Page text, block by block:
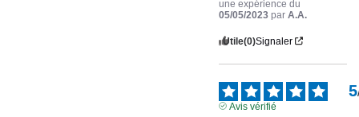
une expérience du
05/05/2023 parA.A.
Utile(0)Signaler
5
Avis vérifié